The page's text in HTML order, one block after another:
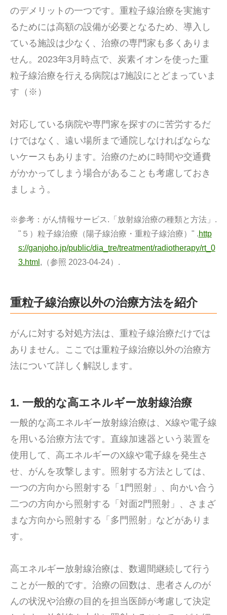
のデメリットの一つです。重粒子線治療を実施す
るためには高額の設備が必要となるため、導入し
ている施設は少なく、治療の専門家も多くありま
せん。2023年3月時点で、炭素イオンを使った重
粒子線治療を行える病院は7施設にとどまっていま
す（※）
対応している病院や専門家を探すのに苦労するだ
けではなく、遠い場所まで通院しなければならな
いケースもあります。治療のために時間や交通費
がかかってしまう場合があることも考慮しておき
ましょう。
※参考： がん情報サービス.「放射線治療の種類と方法」.
"５）粒子線治療（陽子線治療・重粒子線治療）" .http
s://ganjoho.jp/public/dia_tre/treatment/radiotherapy/rt_0
3.html ,（参照 2023-04-24）.
重粒子線治療以外の治療方法を紹介
がんに対する対処方法は、重粒子線治療だけでは
ありません。ここでは重粒子線治療以外の治療方
法について詳しく解説します。
1. 一般的な高エネルギー放射線治療
一般的な高エネルギー放射線治療は、X線や電子線
を用いる治療方法です。直線加速器という装置を
使用して、高エネルギーのX線や電子線を発生さ
せ、がんを攻撃します。照射する方法としては、
一つの方向から照射する「1門照射」、向かい合う
二つの方向から照射する「対面2門照射」、さまざ
まな方向から照射する「多門照射」などがありま
す。
高エネルギー放射線治療は、数週間継続して行う
ことが一般的です。治療の回数は、患者さんのが
んの状況や治療の目的を担当医師が考慮して決定